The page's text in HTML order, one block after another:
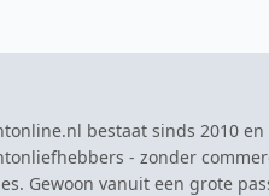
bestaat sinds 2010
- zonder
Gewoon vanuit een grote